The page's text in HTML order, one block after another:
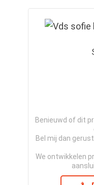
Benieuwd of dit
Bel mij dan
We ontwikkelen